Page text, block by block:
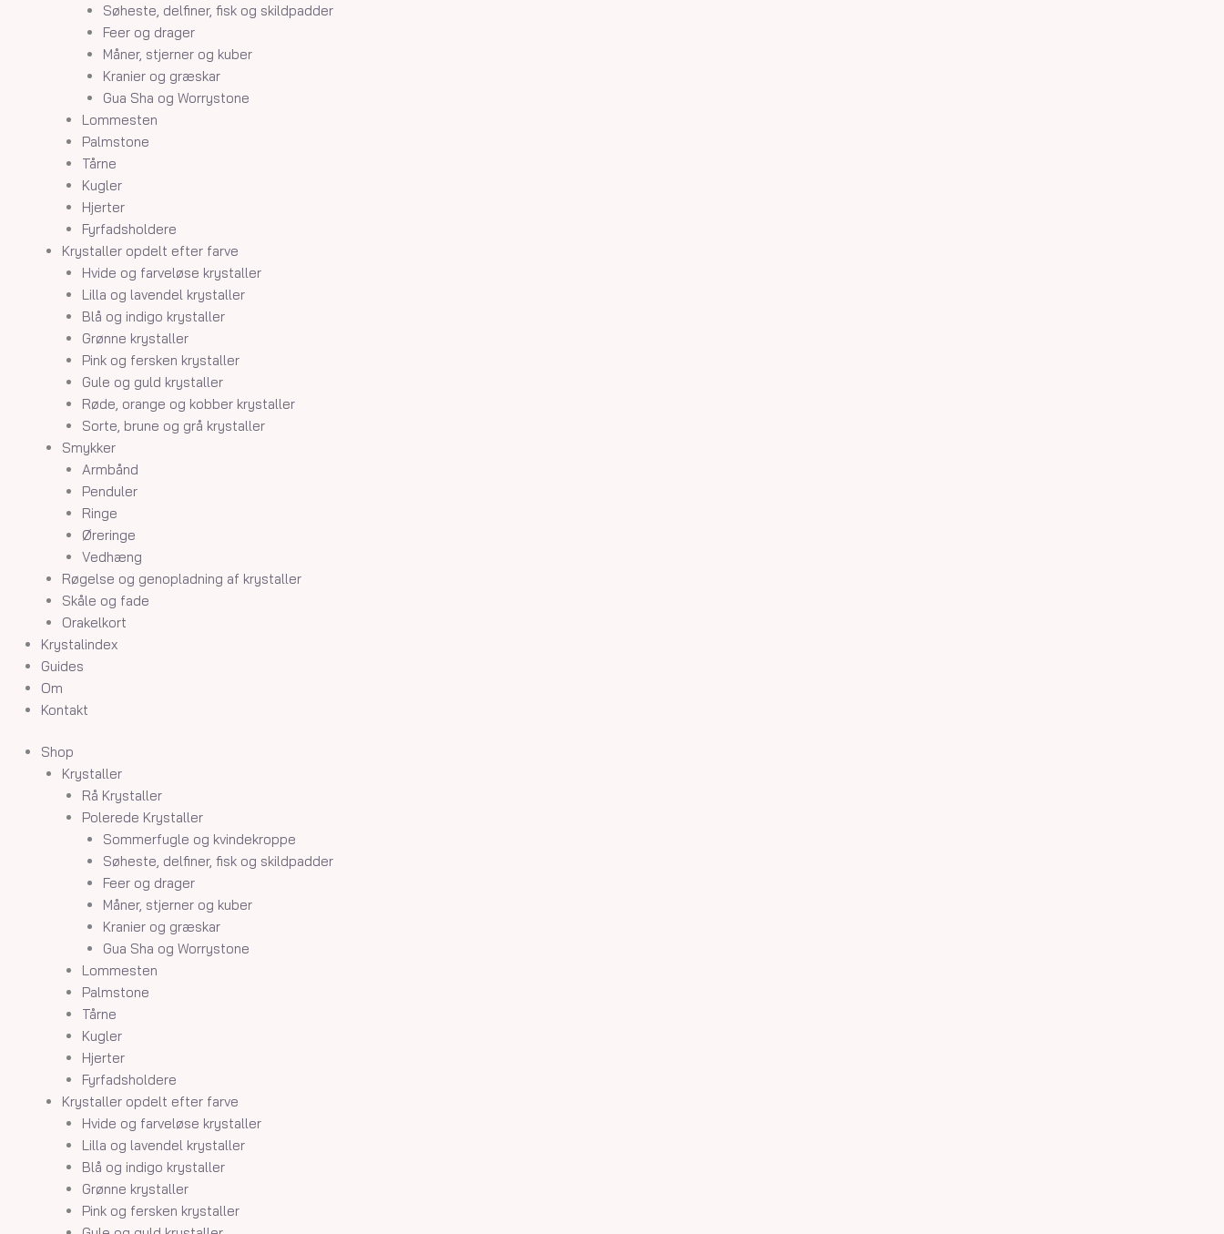
Søheste, delfiner, fisk og skildpadder
Feer og drager
Måner, stjerner og kuber
Kranier og græskar
Gua Sha og Worrystone
Lommesten
Palmstone
Tårne
Kugler
Hjerter
Fyrfadsholdere
Krystaller opdelt efter farve
Hvide og farveløse krystaller
Lilla og lavendel krystaller
Blå og indigo krystaller
Grønne krystaller
Pink og fersken krystaller
Gule og guld krystaller
Røde, orange og kobber krystaller
Sorte, brune og grå krystaller
Smykker
Armbånd
Penduler
Ringe
Øreringe
Vedhæng
Røgelse og genopladning af krystaller
Skåle og fade
Orakelkort
Krystalindex
Guides
Om
Kontakt
Shop
Krystaller
Rå Krystaller
Polerede Krystaller
Sommerfugle og kvindekroppe
Søheste, delfiner, fisk og skildpadder
Feer og drager
Måner, stjerner og kuber
Kranier og græskar
Gua Sha og Worrystone
Lommesten
Palmstone
Tårne
Kugler
Hjerter
Fyrfadsholdere
Krystaller opdelt efter farve
Hvide og farveløse krystaller
Lilla og lavendel krystaller
Blå og indigo krystaller
Grønne krystaller
Pink og fersken krystaller